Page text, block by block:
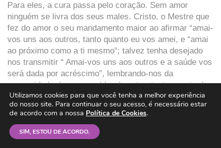
Para eles, a cura passa pelo coração. Sem amor
ninguém se livra dos seus males. Cristo, o Mestre que
fez do amor o seu mandamento maior ao afirmar “amai-
vos uns aos outros, tanto quanto eu vos amei, e “amai
ao próximo como a ti mesmo”; talvez tenha desejado
nos transmitir “ Amai-vos uns aos outros e a saúde vos
será dada por acréscimo”, lembrando-nos da
necessidade de amar, cuidar do outro, tanto quanto de
nós próprios.
A boa palavra coração que simboliza o amor; o qual
traz a cura; nos sugere em seu desdobramento, com
coragem e ação; indicando que precisamos vencer o
Utilizamos cookies para que você tenha a melhor experiência
do nosso site. Para continuar o seu acesso, é necessário estar
de acordo com a nossa Política de Cookies.
SIM, ESTOU DE ACORDO.